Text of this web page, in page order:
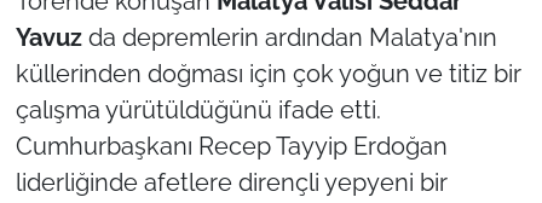
Yavuzda depremlerin ardından Malatya'nın
küllerinden doğması için çok yoğun ve titiz bir
çalışma yürütüldüğünü ifade etti.
Cumhurbaşkanı Recep Tayyip Erdoğan
liderliğinde afetlere dirençli yepyeni bir